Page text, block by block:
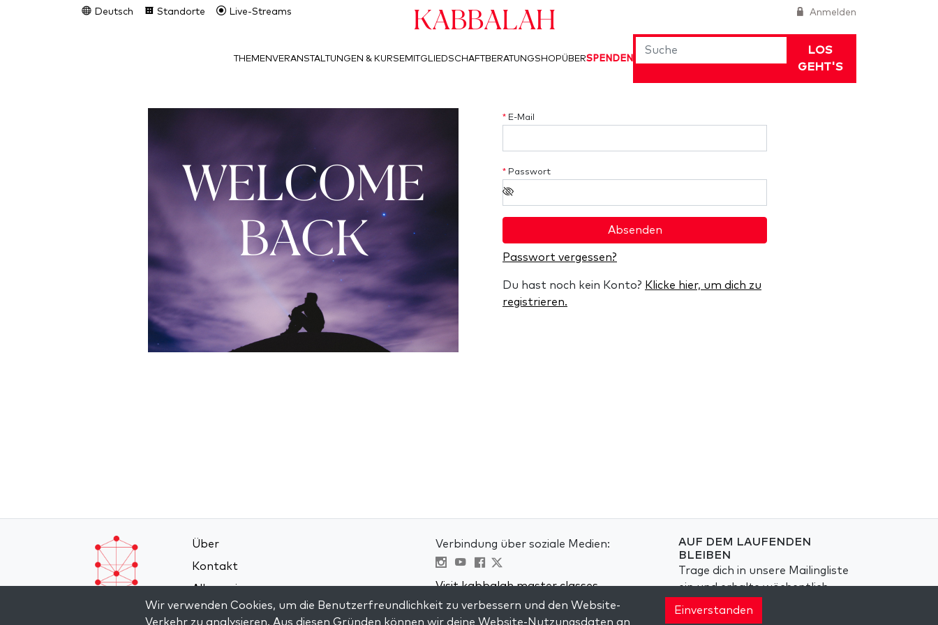
Anmelden
Deutsch Standorte Live-Streams Kabbalah
LOS
GEHT'S
THEMENVERANSTALTUNGEN & KURSEMITGLIEDSCHAFTBERATUNGSHOPÜBERSPENDEN
WELCOME
BACK
* E-Mail
* Passwort
Absenden
Passwort vergessen?
Du hast noch kein Konto? Klicke hier, um dich zu
registrieren.
Über
Kontakt
Allgemeine
Geschäftsbedingungen
Verbindung über soziale Medien:
Visit kabbalah master classes
AUF DEM LAUFENDEN
BLEIBEN
Trage dich in unsere Mailingliste
ein und erhalte wöchentlich
neue Anregungen in deinem
Posteingang.
Wir verwenden Cookies, um die Benutzerfreundlichkeit zu verbessern und den Website-
Verkehr zu analysieren. Aus diesen Gründen können wir deine Website-Nutzungsdaten an
Einverstanden